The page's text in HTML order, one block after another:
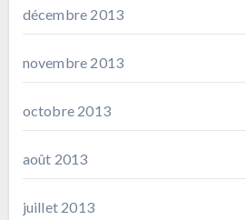
décembre 2013
novembre 2013
octobre 2013
août 2013
juillet 2013